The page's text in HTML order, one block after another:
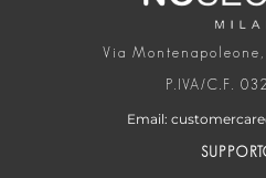
Via
P.IVA/C.F.
Email: